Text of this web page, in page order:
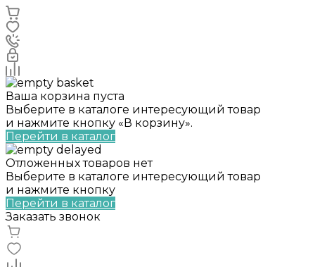
Ваша корзина пуста
Выберите в каталоге интересующий товар
и нажмите кнопку «В корзину».
Перейти в каталог
Отложенных товаров нет
Выберите в каталоге интересующий товар
и нажмите кнопку
Перейти в каталог
Заказать звонок